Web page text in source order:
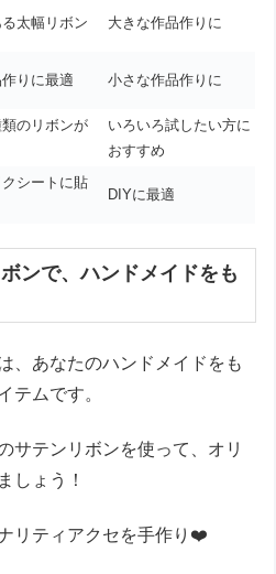
る太幅リボン 大きな作品作りに
作りに最適 小さな作品作りに
類のリボンが
いろいろ試したい方に
おすすめ
クシートに貼
DIYに最適
ンで、ハンドメイドをも
、あなたのハンドメイドをも
テムです。
サテンリボンを使って、オリ
しょう！
リティアクセを手作り❤️